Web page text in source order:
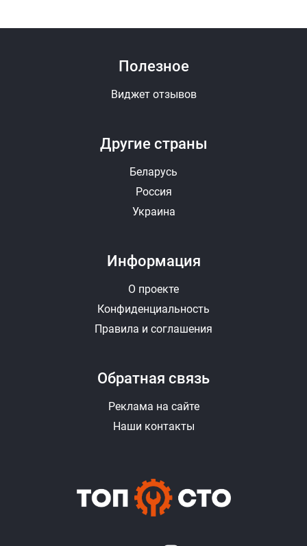
Другие страны
Беларусь
Россия
Украина
Полезное
Виджет отзывов
Информация
О проекте
Конфиденциальность
Правила и соглашения
Обратная связь
Реклама на сайте
Наши контакты